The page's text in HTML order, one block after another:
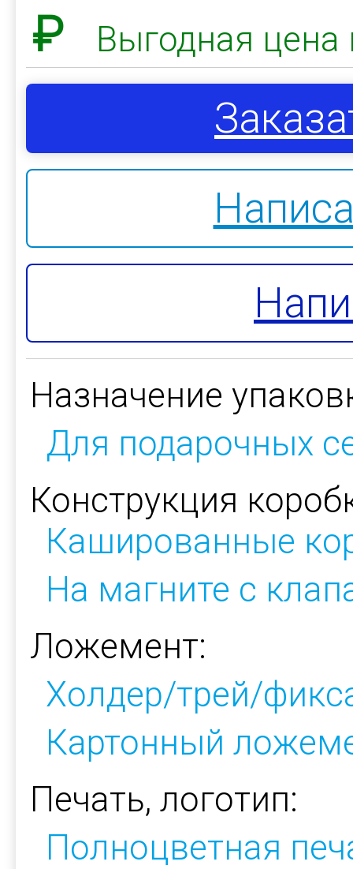
₽ Выгодная
Назначение
Для подарочных
Конструкция
Кашированные
На магните с
Ложемент:
Холдер/трей/
Картонный
Печать, логотип:
Полноцветная